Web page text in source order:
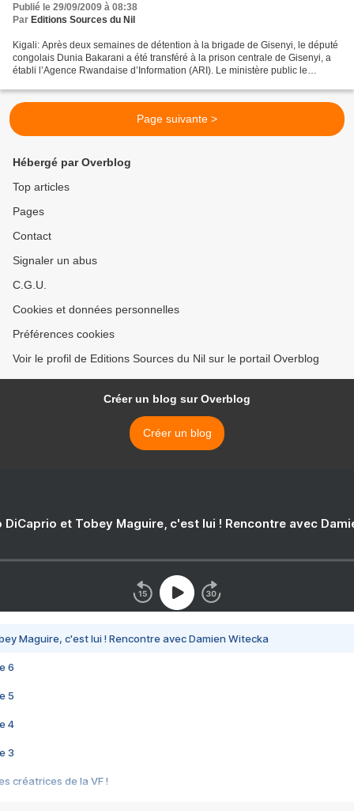
Publié le 29/09/2009 à 08:38
Par Editions Sources du Nil
Kigali: Après deux semaines de détention à la brigade de Gisenyi, le député
congolais Dunia Bakarani a été transféré à la prison centrale de Gisenyi, a
établi l’Agence Rwandaise d’Information (ARI). Le ministère public le
Page suivante >
Hébergé par Overblog
Top articles
Pages
Contact
Signaler un abus
C.G.U.
Cookies et données personnelles
Préférences cookies
Voir le profil de Editions Sources du Nil sur le portail Overblog
Créer un blog sur Overblog
Créer un blog
DiCaprio et Tobey Maguire, c'est lui ! Rencontre avec
Maguire, c'est lui ! Rencontre avec Damien Witecka
6
5
4
3
créatrices de la VF !